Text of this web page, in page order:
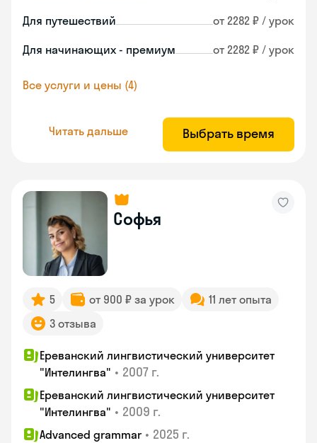
Для путешествий от 2282 ₽ / урок
Для начинающих - премиум от 2282 ₽ / урок
Все услуги и цены (4)
Читать дальше Выбрать время
Софья
5 от 900 ₽ за урок
11 лет опыта
3 отзыва
Ереванский лингвистический университет
"Интелингва" • 2007 г.
Ереванский лингвистический университет
"Интелингва" • 2009 г.
Advanced grammar • 2025 г.